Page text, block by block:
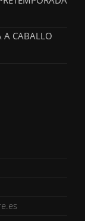
A CABALLO